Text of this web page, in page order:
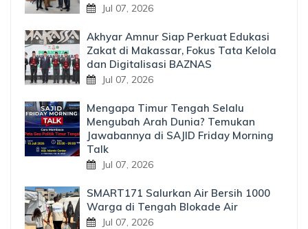
Jul 07, 2026
Akhyar Amnur Siap Perkuat Edukasi
Zakat di Makassar, Fokus Tata Kelola
dan Digitalisasi BAZNAS
Jul 07, 2026
Mengapa Timur Tengah Selalu
Mengubah Arah Dunia? Temukan
Jawabannya di SAJID Friday Morning
Talk
Jul 07, 2026
SMART171 Salurkan Air Bersih 1000
Warga di Tengah Blokade Air
Jul 07, 2026